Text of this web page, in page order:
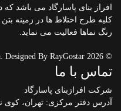
افراز بنای پاسارگاد می باشد که
کلیه طرح اختلاط ها در زمینه
رنگ نماها فعالیت می نماید.
© 2026 Afrazbana. Designed By RayGostar
تماس با ما
شرکت افرازبنای پاسارگاد
آدرس دفتر مرکزی: تهران، کوی نصر (